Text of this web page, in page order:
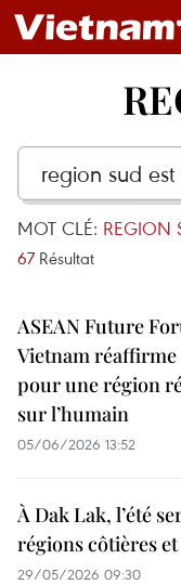
MOT CLÉ: REGION
67 Résultat
ASEAN Future
Vietnam
pour une région
sur l’humain
05/06/2026 13:52
À Dak Lak, l’été
régions côtières
29/05/2026 09:30